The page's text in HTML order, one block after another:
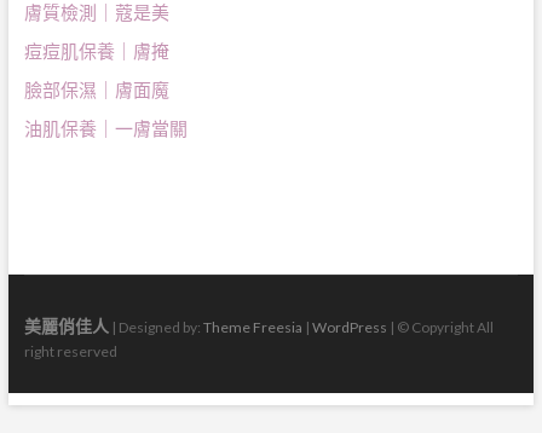
膚質檢測｜蔻是美
痘痘肌保養｜膚掩
臉部保濕｜膚面魔
油肌保養｜一膚當關
美麗俏佳人| Designed by: Theme Freesia | WordPress | © Copyright All
right reserved